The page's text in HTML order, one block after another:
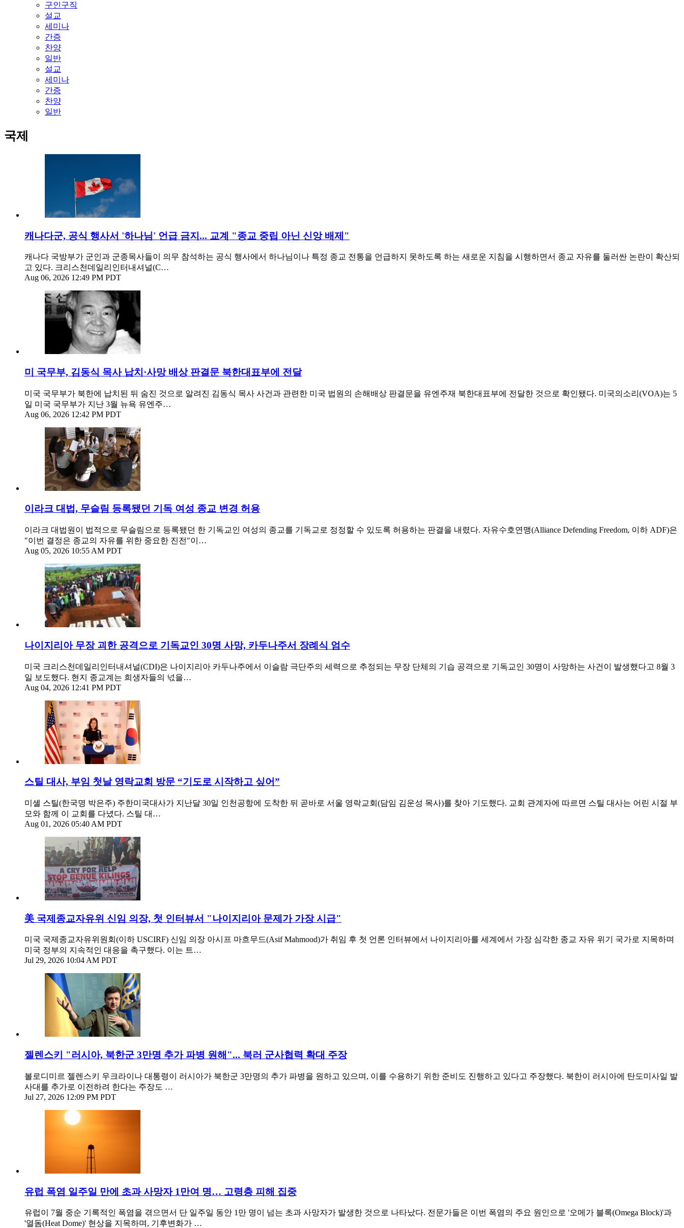
구인구직
설교
세미나
간증
찬양
일반
설교
세미나
간증
찬양
일반
국제
캐나다군, 공식 행사서 '하나님' 언급 금지... 교계 "종교 중립 아닌 신앙 배제"
캐나다 국방부가 군인과 군종목사들이 의무 참석하는 공식 행사에서 하나님이나 특정 종교 전통을 언급하지 못하도록 하는 새로운 지침을 시행하면서 종교 자유를 둘러싼 논란이 확산되
고 있다. 크리스천데일리인터내셔널(C…
Aug 06, 2026 12:49 PM PDT
미 국무부, 김동식 목사 납치·사망 배상 판결문 북한대표부에 전달
미국 국무부가 북한에 납치된 뒤 숨진 것으로 알려진 김동식 목사 사건과 관련한 미국 법원의 손해배상 판결문을 유엔주재 북한대표부에 전달한 것으로 확인됐다. 미국의소리(VOA)는 5
일 미국 국무부가 지난 3월 뉴욕 유엔주…
Aug 06, 2026 12:42 PM PDT
이라크 대법, 무슬림 등록됐던 기독 여성 종교 변경 허용
이라크 대법원이 법적으로 무슬림으로 등록됐던 한 기독교인 여성의 종교를 기독교로 정정할 수 있도록 허용하는 판결을 내렸다. 자유수호연맹(Alliance Defending Freedom, 이하 ADF)은
"이번 결정은 종교의 자유를 위한 중요한 진전"이…
Aug 05, 2026 10:55 AM PDT
나이지리아 무장 괴한 공격으로 기독교인 30명 사망, 카두나주서 장례식 엄수
미국 크리스천데일리인터내셔널(CDI)은 나이지리아 카두나주에서 이슬람 극단주의 세력으로 추정되는 무장 단체의 기습 공격으로 기독교인 30명이 사망하는 사건이 발생했다고 8월 3
일 보도했다. 현지 종교계는 희생자들의 넋을…
Aug 04, 2026 12:41 PM PDT
스틸 대사, 부임 첫날 영락교회 방문 “기도로 시작하고 싶어”
미셸 스틸(한국명 박은주) 주한미국대사가 지난달 30일 인천공항에 도착한 뒤 곧바로 서울 영락교회(담임 김운성 목사)를 찾아 기도했다. 교회 관계자에 따르면 스틸 대사는 어린 시절 부
모와 함께 이 교회를 다녔다. 스틸 대…
Aug 01, 2026 05:40 AM PDT
美 국제종교자유위 신임 의장, 첫 인터뷰서 "나이지리아 문제가 가장 시급"
미국 국제종교자유위원회(이하 USCIRF) 신임 의장 아시프 마흐무드(Asif Mahmood)가 취임 후 첫 언론 인터뷰에서 나이지리아를 세계에서 가장 심각한 종교 자유 위기 국가로 지목하며
미국 정부의 지속적인 대응을 촉구했다. 이는 트…
Jul 29, 2026 10:04 AM PDT
젤렌스키 "러시아, 북한군 3만명 추가 파병 원해"... 북러 군사협력 확대 주장
볼로디미르 젤렌스키 우크라이나 대통령이 러시아가 북한군 3만명의 추가 파병을 원하고 있으며, 이를 수용하기 위한 준비도 진행하고 있다고 주장했다. 북한이 러시아에 탄도미사일 발
사대를 추가로 이전하려 한다는 주장도 …
Jul 27, 2026 12:09 PM PDT
유럽 폭염 일주일 만에 초과 사망자 1만여 명… 고령층 피해 집중
유럽이 7월 중순 기록적인 폭염을 겪으면서 단 일주일 동안 1만 명이 넘는 초과 사망자가 발생한 것으로 나타났다. 전문가들은 이번 폭염의 주요 원인으로 '오메가 블록(Omega Block)'과
'열돔(Heat Dome)' 현상을 지목하며, 기후변화가 …